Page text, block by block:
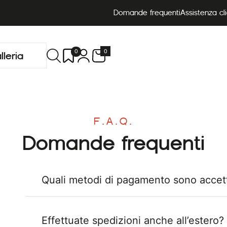
Domande frequentiAssistenza
0 0
F.A.Q.
Domande frequenti
Quali metodi di pagamento sono
Effettuate spedizioni anche all’estero?